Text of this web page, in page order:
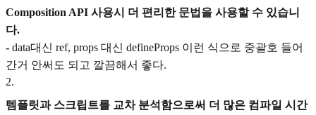
Composition API 사용시 더 편리한 문법을 사용할 수 있습니
다.
- data대신 ref, props 대신 defineProps 이런 식으로 중괄호 들어
간거 안써도 되고 깔끔해서 좋다.
2.
템플릿과 스크립트를 교차 분석함으로써 더 많은 컴파일 시간